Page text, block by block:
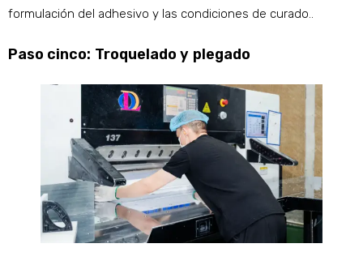
formulación del adhesivo y las condiciones de curado..
Paso cinco: Troquelado y plegado